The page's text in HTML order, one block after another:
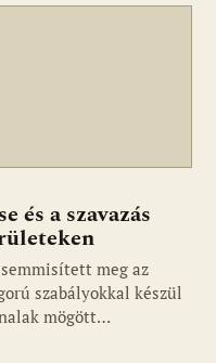
és a szavazás
meg az
szabályokkal készül
mögött…